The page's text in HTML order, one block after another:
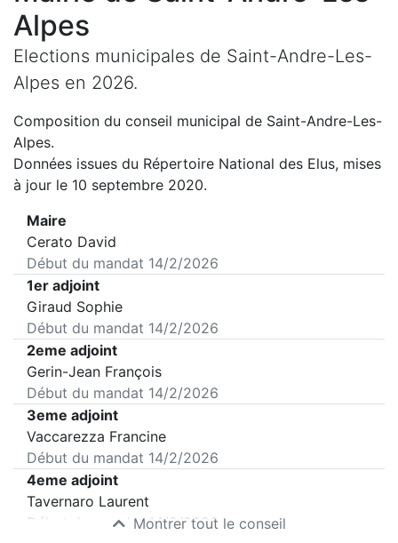
Alpes
Elections municipales de Saint-Andre-Les-
Alpes en 2026.
Composition du conseil municipal de Saint-Andre-Les-
Alpes.
Données issues du Répertoire National des Elus, mises
à jour le 10 septembre 2020.
Maire
Cerato David
Début du mandat 14/2/2026
1er adjoint
Giraud Sophie
Début du mandat 14/2/2026
2eme adjoint
Gerin-Jean François
Début du mandat 14/2/2026
3eme adjoint
Vaccarezza Francine
Début du mandat 14/2/2026
4eme adjoint
Tavernaro Laurent
Début du mandat14/2/2026
Montrer tout le conseil